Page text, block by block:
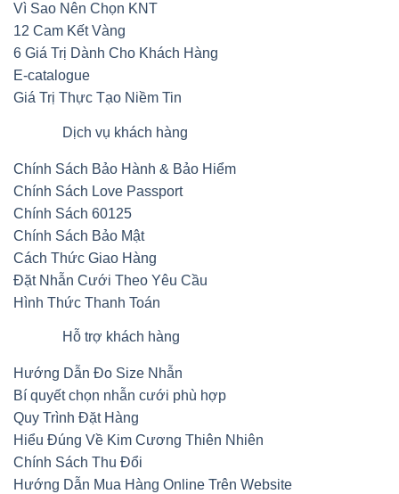
Vì Sao Nên Chọn KNT
12 Cam Kết Vàng
6 Giá Trị Dành Cho Khách Hàng
E-catalogue
Giá Trị Thực Tạo Niềm Tin
Dịch vụ khách hàng
Chính Sách Bảo Hành & Bảo Hiểm
Chính Sách Love Passport
Chính Sách 60125
Chính Sách Bảo Mật
Cách Thức Giao Hàng
Đặt Nhẫn Cưới Theo Yêu Cầu
Hình Thức Thanh Toán
Hỗ trợ khách hàng
Hướng Dẫn Đo Size Nhẫn
Bí quyết chọn nhẫn cưới phù hợp
Quy Trình Đặt Hàng
Hiểu Đúng Về Kim Cương Thiên Nhiên
Chính Sách Thu Đổi
Hướng Dẫn Mua Hàng Online Trên Website